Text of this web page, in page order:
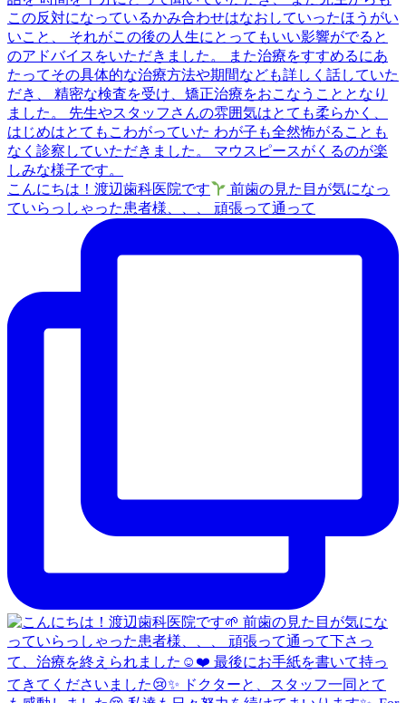
こんにちは！渡辺歯科医院です
前歯の見た目が気になっ
ていらっしゃった患者様、、、 頑張って通って